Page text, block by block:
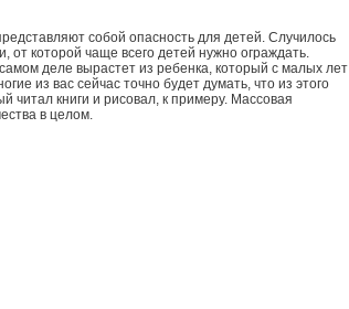
собой опасность для детей. Случилось
от которой чаще всего детей нужно ограждать.
деле вырастет из ребенка, который с малых лет
из вас сейчас точно будет думать, что из этого
читал книги и рисовал, к примеру. Массовая
в целом.